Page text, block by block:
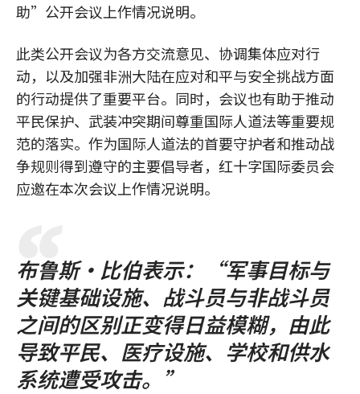
助”公开会议上作情况说明。
此类公开会议为各方交流意见、协调集体应对行
动，以及加强非洲大陆在应对和平与安全挑战方面
的行动提供了重要平台。同时，会议也有助于推动
平民保护、武装冲突期间尊重国际人道法等重要规
范的落实。作为国际人道法的首要守护者和推动战
争规则得到遵守的主要倡导者，红十字国际委员会
应邀在本次会议上作情况说明。
布鲁斯·比伯表示：“军事目标与
关键基础设施、战斗员与非战斗员
之间的区别正变得日益模糊，由此
导致平民、医疗设施、学校和供水
系统遭受攻击。”